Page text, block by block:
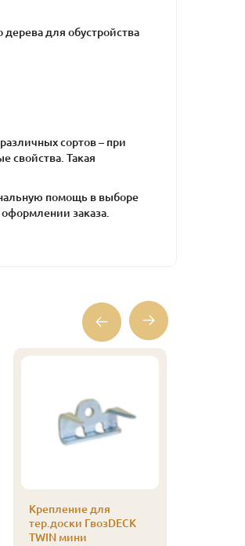
для обустройства
сортов – при
свойства. Такая
помощь в выборе
заказа.
Крепление для
тер.доски ГвозDECK
TWIN мини